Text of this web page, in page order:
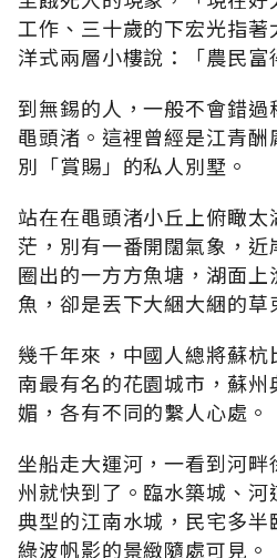
工作、三十歲的下宏光指
洋式兩層小樓說：「農民富
到無錫的人，一般不會錯
黽頭渚。這裡曾經是江青
別「賞賜」的私人別墅。
站在在黽頭渚小丘上俯瞰
茫，別有一番開闊氣象，
圈出的一方方魚塘，湖面
魚，卻是丟下大綑大綑的草
幾千年來，中國人總將蘇
南最有名的花園城市，蘇
媚，各有不同的繫人心處。
坐船走大運河，一看到河
州就快到了。臨水築城、
典型的江南水城，民宅多半
綠波帆影的景緻隨處可見。